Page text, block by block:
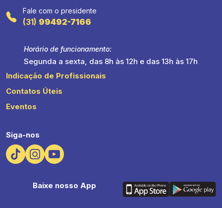
Fale com o presidente
(31) 99492-7166
Horário de funcionamento:
Segunda a sexta, das 8h às 12h e das 13h às 17h
Indicação de Profissionais
Contatos Úteis
Eventos
Siga-nos
Baixe nosso App